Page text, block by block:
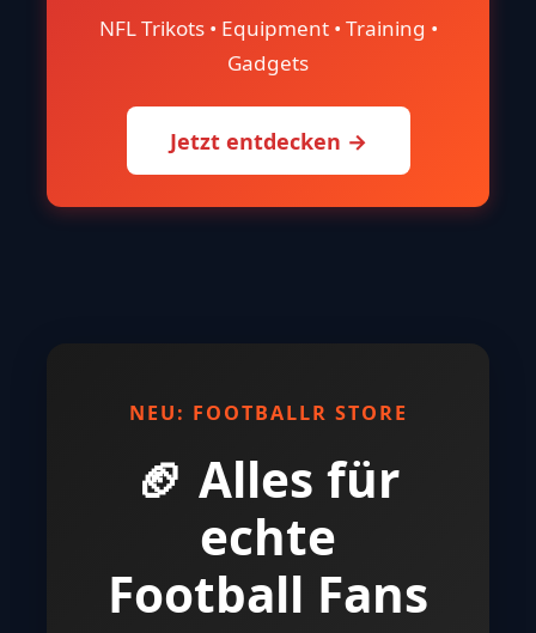
NFL Trikots • Equipment • Training •
Gadgets
Jetzt entdecken →
NEU: FOOTBALLR STORE
🏈 Alles für
echte
Football Fans